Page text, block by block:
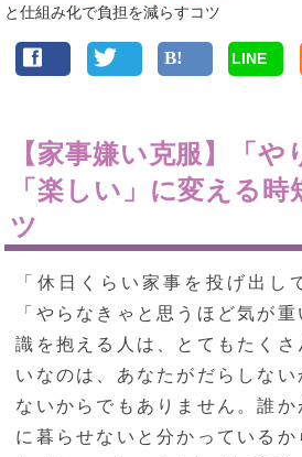
と仕組み化で負担を減らすコツ
LINE
【家事嫌い克服】「
「楽しい」に変える時
ツ
「休日くらい家事を投げ出し
「やらなきゃと思うほど気が
識を抱える人は、とてもたく
いなのは、あなたがだらしな
ないからでもありません。誰
に暮らせないと分かっているか